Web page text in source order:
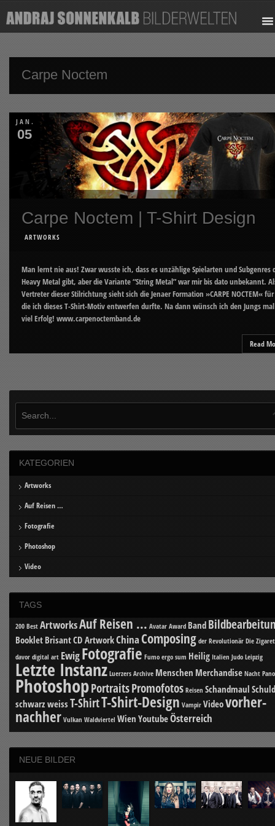
Carpe Noctem
JAN.
05
Carpe Noctem | T-Shirt Design
ARTWORKS
Man lernt nie aus! Zwar wusste ich, dass es unzählige Spielarten und Subgenres
Heavy Metal gibt, aber die Variante “String Metal” war mir bis dato unbekannt.
Vertreter dieser Stilrichtung sieht sich die Jenaer Formation »CARPE NOCTEM« für
die ich dieses T-Shirt-Motiv entwerfen durfte. Na dann wünsch ich den Jungs mal
viel Erfolg! www.carpenoctemband.de
Read
KATEGORIEN
Artworks
Auf Reisen …
Fotografie
Photoshop
Video
TAGS
200 Best ArtworksAuf Reisen ... Avatar Award Band
Booklet BrisantCD ArtworkChinaComposing der Revolutionär Die
davor digital art EwigFotografie Fumo ergo sum Heilig Italien Judo Leipzig
Letzte Instanz Luerzers Archive Menschen Merchandise Nacht
PhotoshopPortraitsPromofotos Reisen Schandmaul
schwarz weissT-ShirtT-Shirt-Design Vampir Videovorher-
nachher Vulkan Waldviertel Wien YoutubeÖsterreich
NEUE BILDER